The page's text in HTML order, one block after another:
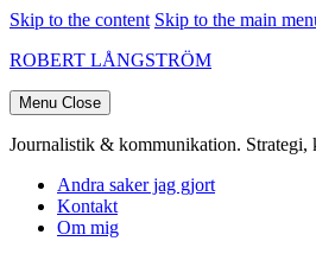
Skip to the content Skip to the main
ROBERT LÅNGSTRÖM
Menu Close
Journalistik & kommunikation. Strategi,
Andra saker jag gjort
Kontakt
Om mig